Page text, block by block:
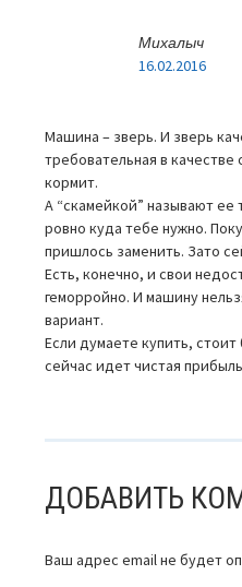
Михалыч
16.02.2016
Машина – зверь. И зверь
требовательная в
кормит.
А “скамейкой” называют
ровно куда тебе нужно.
пришлось заменить. Зато
Есть, конечно, и свои
геморройно. И машину
вариант.
Если думаете купить,
сейчас идет чистая
ДОБАВИТЬ
Ваш адрес email не будет